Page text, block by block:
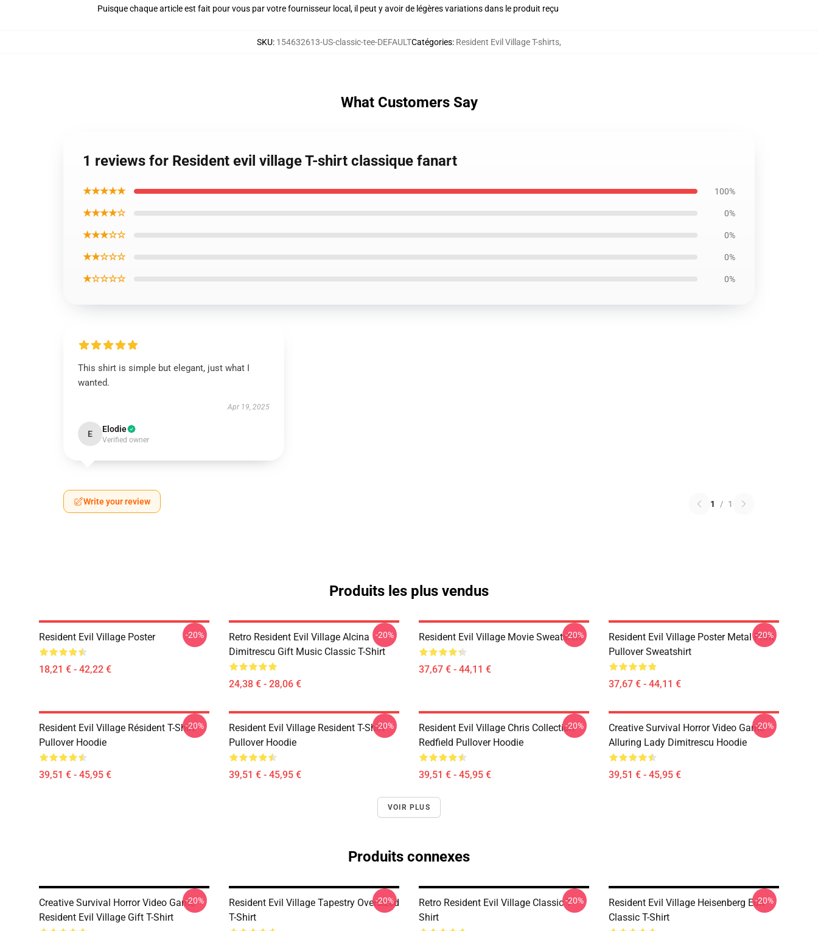
Puisque chaque article est fait pour vous par votre fournisseur local, il peut y avoir de légères variations dans le produit reçu
SKU: 154632613-US-classic-tee-DEFAULTCatégories: Resident Evil Village T-shirts,
What Customers Say
1 reviews for Resident evil village T-shirt classique fanart
★★★★★ 100%
★★★★☆ 0%
★★★☆☆ 0%
★★☆☆☆ 0%
★☆☆☆☆ 0%
This shirt is simple but elegant, just what I
wanted.
Apr 19, 2025
E Elodie
Verified owner
Write your review 1 / 1
Produits les plus vendus
Resident Evil Village Poster
18,21 € - 42,22 €
-20%
Retro Resident Evil Village Alcina
Dimitrescu Gift Music Classic T-Shirt
24,38 € - 28,06 €
-20% Resident Evil Village Movie Sweatshirt
37,67 € - 44,11 €
-20%
Resident Evil Village Poster Metal Print
Pullover Sweatshirt
37,67 € - 44,11 €
-20%
Resident Evil Village Résident T-Shirt
Pullover Hoodie
39,51 € - 45,95 €
-20%
Resident Evil Village Resident T-Shirt
Pullover Hoodie
39,51 € - 45,95 €
-20%
Resident Evil Village Chris Collection
Redfield Pullover Hoodie
39,51 € - 45,95 €
-20%
Creative Survival Horror Video Game
Alluring Lady Dimitrescu Hoodie
39,51 € - 45,95 €
-20%
VOIR PLUS
Produits connexes
Creative Survival Horror Video Game
Resident Evil Village Gift T-Shirt
-20%
Resident Evil Village Tapestry Oversized
T-Shirt
-20%
Retro Resident Evil Village Classic T-
Shirt
-20%
Resident Evil Village Heisenberg Edit
Classic T-Shirt
-20%